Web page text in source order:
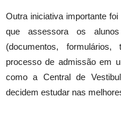
Outra iniciativa importante
que assessora os
(documentos,
processo de admissão em
como a Central de
decidem estudar nas